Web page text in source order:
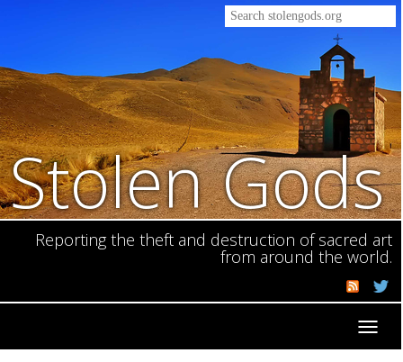
Stolen Gods
Reporting the theft and destruction of sacred art
from around the world.